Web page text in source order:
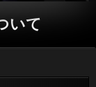
いて